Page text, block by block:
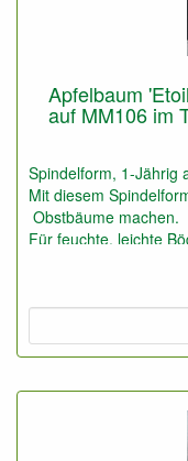
Apfelbaum
auf MM106 im
Spindelform, 1-Jährig
Mit diesem
Obstbäume machen.
Für feuchte, leichte
Auf sehr gute Boden